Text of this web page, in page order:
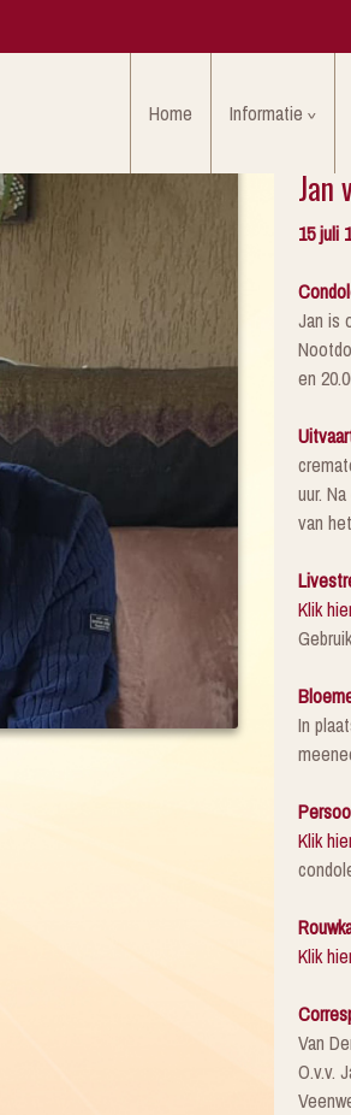
Home Informatie
Jan
15 juli
Jan is
en
uur.
van
Klik
In
Klik
Klik
Van
O.v.v.